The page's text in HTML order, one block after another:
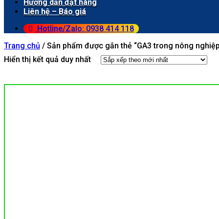
Hướng dẫn đặt hàng
Liên hệ – Báo giá
Hotline/Zalo: 0938 414 118
Trang chủ / Sản phẩm được gắn thẻ “GA3 trong nông
Hiển thị kết quả duy nhất